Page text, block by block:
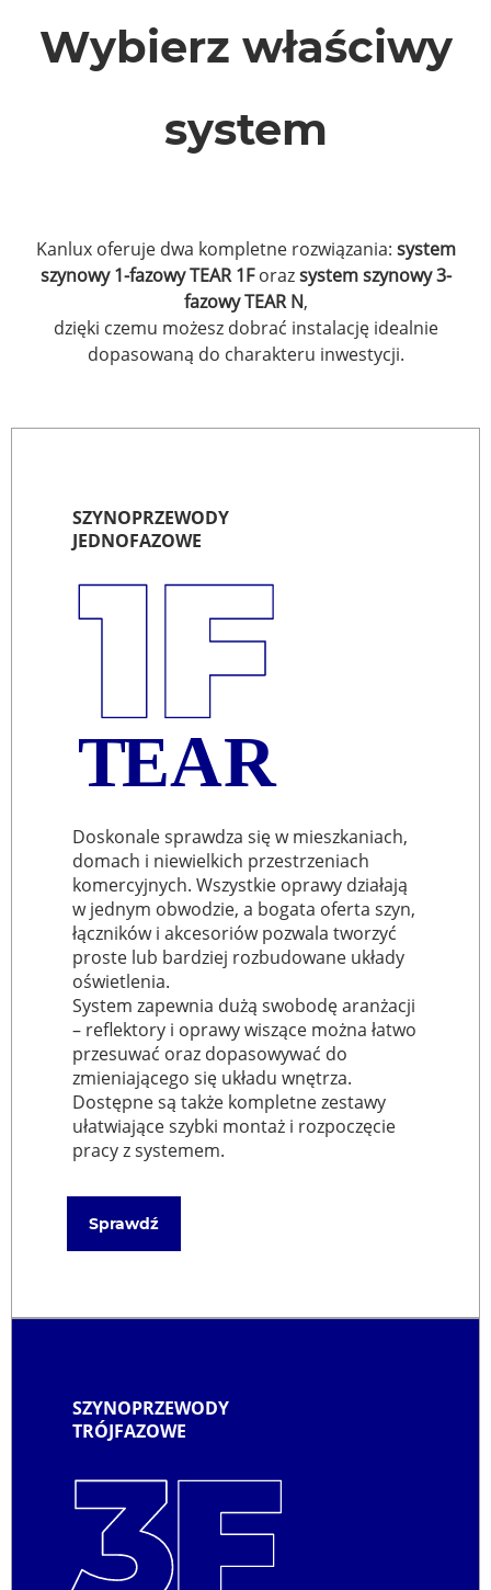
Wybierz właściwy
system
Kanlux oferuje dwa kompletne rozwiązania: system
szynowy 1-fazowy TEAR 1Forazsystem szynowy 3-
fazowy TEAR N,
dzięki czemu możesz dobrać instalację idealnie
dopasowaną do charakteru inwestycji.
SZYNOPRZEWODY
JEDNOFAZOWE
T EAR
Doskonale sprawdza się w mieszkaniach,
domach i niewielkich przestrzeniach
komercyjnych. Wszystkie oprawy działają
w jednym obwodzie, a bogata oferta szyn,
łączników i akcesoriów pozwala tworzyć
proste lub bardziej rozbudowane układy
oświetlenia.
System zapewnia dużą swobodę aranżacji
– reflektory i oprawy wiszące można łatwo
przesuwać oraz dopasowywać do
zmieniającego się układu wnętrza.
Dostępne są także kompletne zestawy
ułatwiające szybki montaż i rozpoczęcie
pracy z systemem.
Sprawdź
SZYNOPRZEWODY
TRÓJFAZOWE